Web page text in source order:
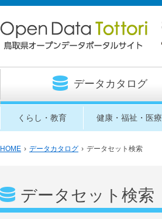
データカタログ
くらし・教育 健康・福祉・医療
HOME › データカタログ › データセット検索
データセット検索